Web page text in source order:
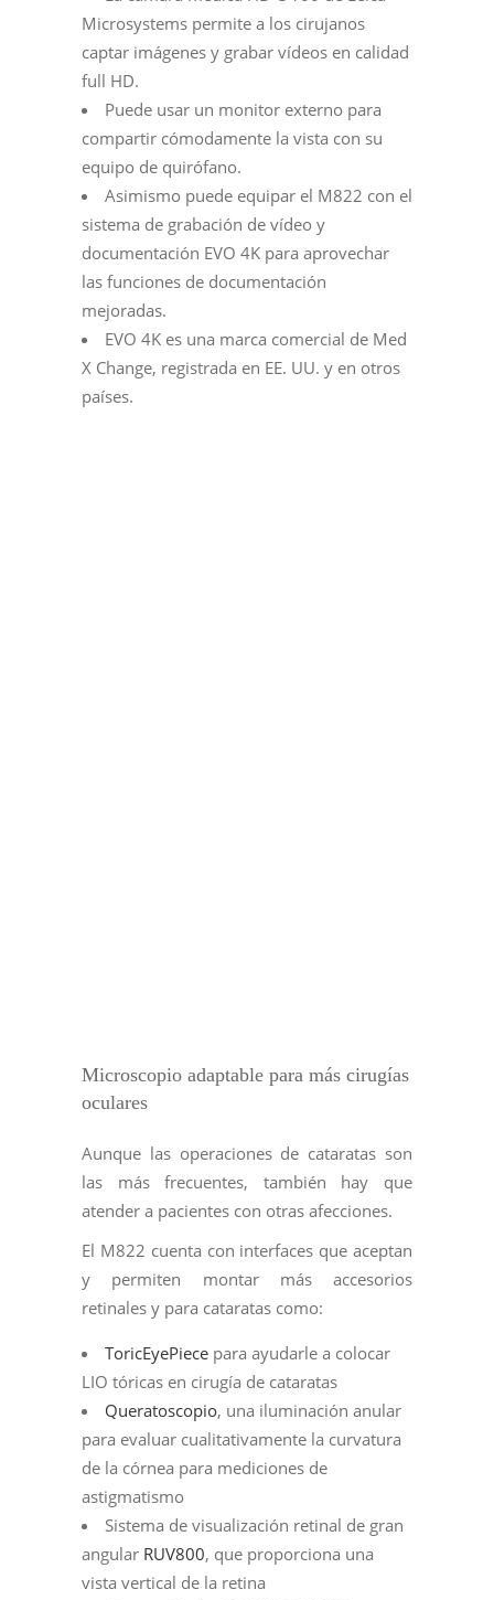
Microsystems permite a los cirujanos
captar imágenes y grabar vídeos en calidad
full HD.
Puede usar un monitor externo para
compartir cómodamente la vista con su
equipo de quirófano.
Asimismo puede equipar el M822 con el
sistema de grabación de vídeo y
documentación EVO 4K para aprovechar
las funciones de documentación
mejoradas.
EVO 4K es una marca comercial de Med
X Change, registrada en EE. UU. y en otros
países.
Microscopio adaptable para más cirugías
oculares
Aunque las operaciones de cataratas son
las más frecuentes, también hay que
atender a pacientes con otras afecciones.
El M822 cuenta con interfaces que aceptan
y permiten montar más accesorios
retinales y para cataratas como:
ToricEyePiece para ayudarle a colocar
LIO tóricas en cirugía de cataratas
Queratoscopio, una iluminación anular
para evaluar cualitativamente la curvatura
de la córnea para mediciones de
astigmatismo
Sistema de visualización retinal de gran
angular RUV800, que proporciona una
vista vertical de la retina